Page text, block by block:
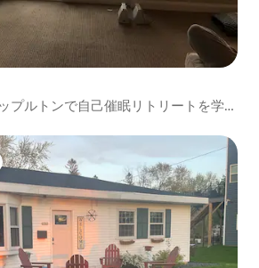
プルトンで自己催眠リトリートを学ぼ
スです。